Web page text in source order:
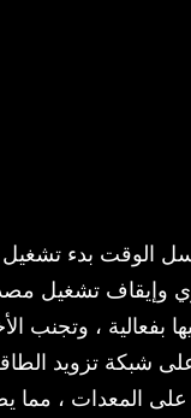
الوقت بدء تشغيل
وإيقاف تشغيل
بفعالية ،
على شبكة تزويد